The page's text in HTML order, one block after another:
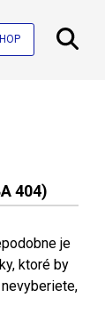
404)
je
ktoré by